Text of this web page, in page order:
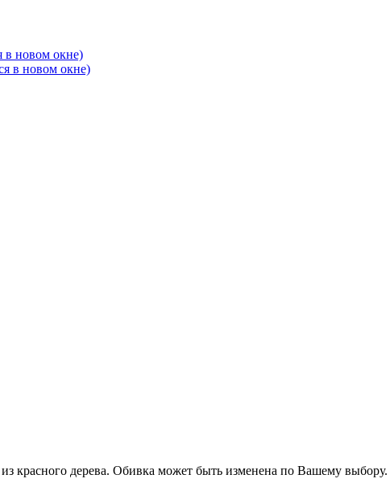
в новом окне)
в новом окне)
красного дерева. Обивка может быть изменена по Вашему выбору.